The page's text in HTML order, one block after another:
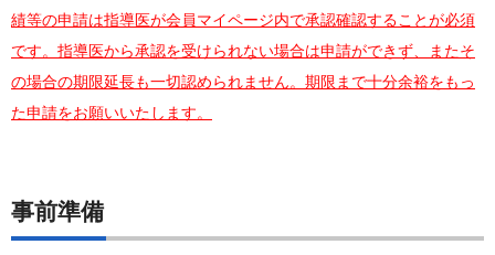
績等の申請は指導医が会員マイページ内で承認確認することが必須
です。指導医から承認を受けられない場合は申請ができず、またそ
の場合の期限延長も一切認められません。期限まで十分余裕をもっ
た申請をお願いいたします。
事前準備